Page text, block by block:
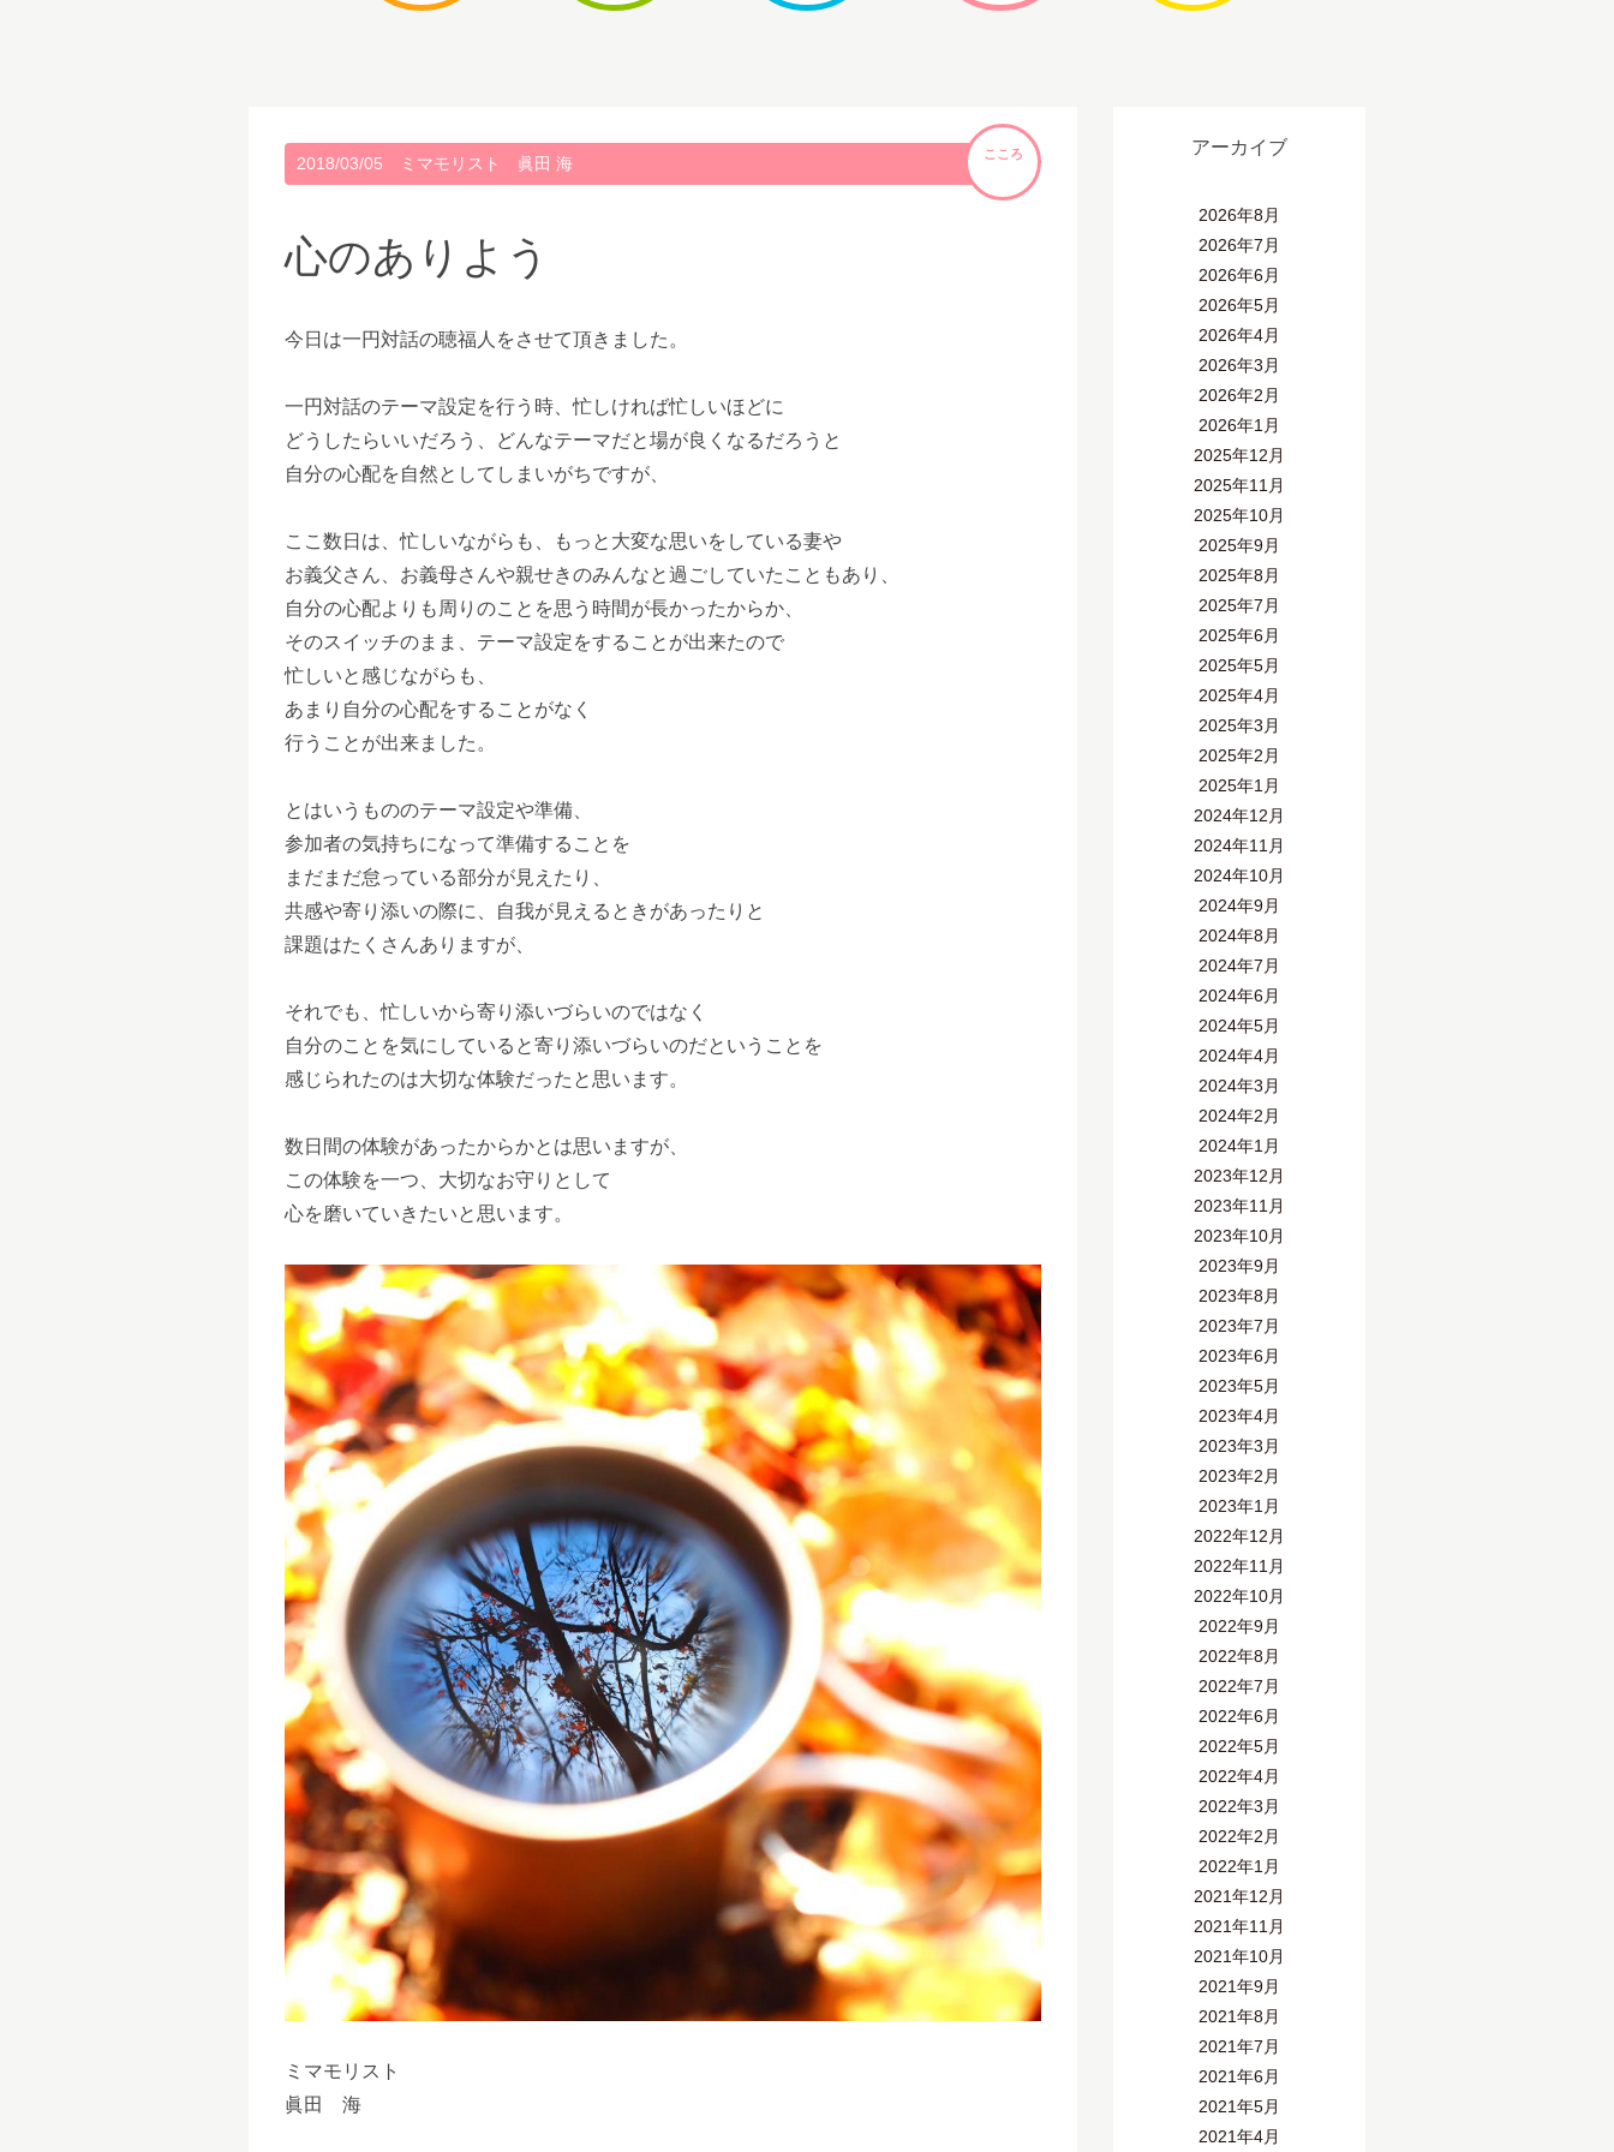
2018/03/05 ミマモリスト 眞田 海 こころ
心のありよう
今日は一円対話の聴福人をさせて頂きました。
一円対話のテーマ設定を行う時、忙しければ忙しいほどに
どうしたらいいだろう、どんなテーマだと場が良くなるだろうと
自分の心配を自然としてしまいがちですが、
ここ数日は、忙しいながらも、もっと大変な思いをしている妻や
お義父さん、お義母さんや親せきのみんなと過ごしていたこともあり、
自分の心配よりも周りのことを思う時間が長かったからか、
そのスイッチのまま、テーマ設定をすることが出来たので
忙しいと感じながらも、
あまり自分の心配をすることがなく
行うことが出来ました。
とはいうもののテーマ設定や準備、
参加者の気持ちになって準備することを
まだまだ怠っている部分が見えたり、
共感や寄り添いの際に、自我が見えるときがあったりと
課題はたくさんありますが、
それでも、忙しいから寄り添いづらいのではなく
自分のことを気にしていると寄り添いづらいのだということを
感じられたのは大切な体験だったと思います。
数日間の体験があったからかとは思いますが、
この体験を一つ、大切なお守りとして
心を磨いていきたいと思います。
ミマモリスト
眞田 海
アーカイブ
2026年8月
2026年7月
2026年6月
2026年5月
2026年4月
2026年3月
2026年2月
2026年1月
2025年12月
2025年11月
2025年10月
2025年9月
2025年8月
2025年7月
2025年6月
2025年5月
2025年4月
2025年3月
2025年2月
2025年1月
2024年12月
2024年11月
2024年10月
2024年9月
2024年8月
2024年7月
2024年6月
2024年5月
2024年4月
2024年3月
2024年2月
2024年1月
2023年12月
2023年11月
2023年10月
2023年9月
2023年8月
2023年7月
2023年6月
2023年5月
2023年4月
2023年3月
2023年2月
2023年1月
2022年12月
2022年11月
2022年10月
2022年9月
2022年8月
2022年7月
2022年6月
2022年5月
2022年4月
2022年3月
2022年2月
2022年1月
2021年12月
2021年11月
2021年10月
2021年9月
2021年8月
2021年7月
2021年6月
2021年5月
2021年4月